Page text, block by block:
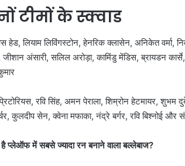
टीमों के स्क्वाड
लियाम लिविंगस्टोन, हेनरिक क्लासेन, अनिकेत वर्मा,
अंसारी, सलिल अरोड़ा, कामिंडु मेंडिस, ब्रायडन
रवि सिंह, अमन पेराला, शिम्रोन हेटमायर, शुभम
सेन, क्वेना मफाका, नंद्रे बर्गर, रवि बिश्नोई और
में सबसे ज्यादा रन बनाने वाला बल्लेबाज?